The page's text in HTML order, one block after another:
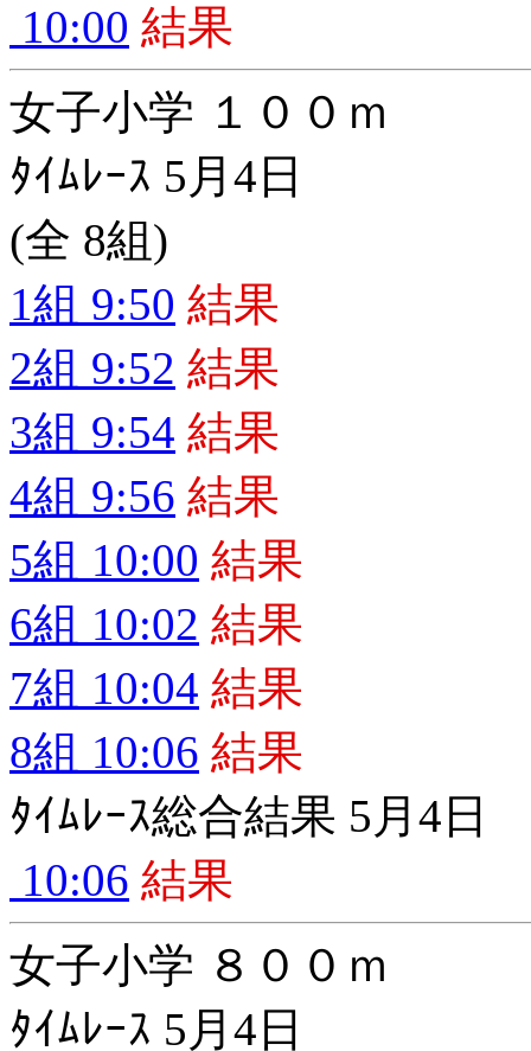
10:00 結果
女子小学 １００ｍ
ﾀｲﾑﾚｰｽ 5月4日
(全 8組)
1組 9:50 結果
2組 9:52 結果
3組 9:54 結果
4組 9:56 結果
5組 10:00 結果
6組 10:02 結果
7組 10:04 結果
8組 10:06 結果
ﾀｲﾑﾚｰｽ総合結果 5月4日
10:06 結果
女子小学 ８００ｍ
ﾀｲﾑﾚｰｽ 5月4日